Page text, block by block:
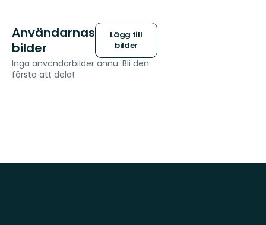
Användarnas
bilder
Lägg till
bilder
Inga användarbilder ännu. Bli den
första att dela!